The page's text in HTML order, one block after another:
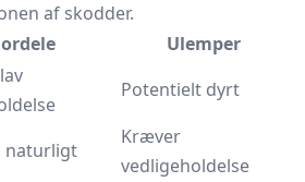
af skodder.
Ulemper
Potentielt dyrt
naturligt
Kræver
vedligeholdelse